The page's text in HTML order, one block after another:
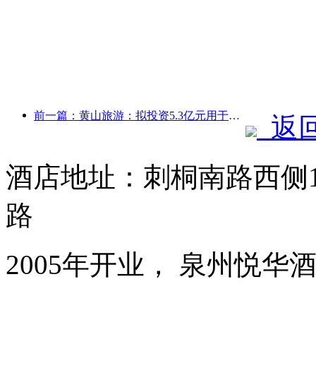
前一篇：黄山旅游：拟投资5.3亿元用于酒店改造
返
酒店地址：刺桐南路西
路
2005年开业， 泉州悦